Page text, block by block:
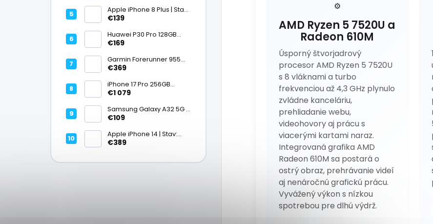
Apple iPhone 8 Plus | Stav:
Vynikajúci – A
€139
Huawei P30 Pro 128GB
Black, Kirin 980, Leica 40
6,47" OLED, IP68 | Stav:
Vynikajúci – A
€169
Garmin Forerunner 955
Black, multisport GPS
batéria 15 dní, ECG,
ClimbPro
€369
iPhone 17 Pro 256GB
Cosmic Orange | Stav:
€1 079
Samsung Galaxy A32 5G |
Stav: Vynikajúci – A
€109
Apple iPhone 14 | Stav:
Vynikajúci – A
€389
⚙️
AMD Ryzen 5 7520U a
Radeon 610M
Úsporný štvorjadrový
procesor AMD Ryzen 5 7520U
s 8 vláknami a turbo
frekvenciou až 4,3 GHz plynulo
zvládne kanceláriu,
prehliadanie webu,
videohovory aj prácu s
viacerými kartami naraz.
Integrovaná grafika AMD
Radeon 610M sa postará o
ostrý obraz, prehrávanie videí
aj nenáročnú grafickú prácu.
Vyvážený výkon s nízkou
spotrebou pre dlhú výdrž.